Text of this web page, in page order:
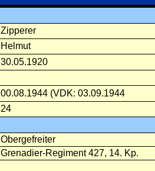
Zipperer
Helmut
30.05.1920
00.08.1944 (VDK: 03.09.1944
24
Obergefreiter
Grenadier-Regiment 427, 14. Kp.